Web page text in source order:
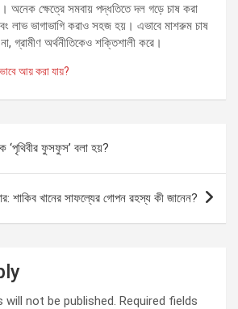
অনেক ক্ষেত্রে সমবায় পদ্ধতিতে দল গড়ে চাষ করা
লাভ ভাগাভাগি করাও সহজ হয়। এভাবে মাশরুম চাষ
গ্রামীণ অর্থনীতিকেও শক্তিশালী করে।
আয় করা যায়?
‘পৃথিবীর ফুসফুস’ বলা হয়?
শাকিব খানের সাফল্যের গোপন রহস্য কী জানেন?
not be published. Required fields